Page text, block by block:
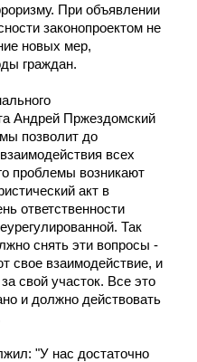
При объявлении
законопроектом не
новых мер,
граждан.
Андрей Пржездомский
позволит до
всех
проблемы возникают
акт в
ответственности
Так
снять эти вопросы -
свое взаимодействие, и
свой участок. Все это
и должно действовать
"У нас достаточно